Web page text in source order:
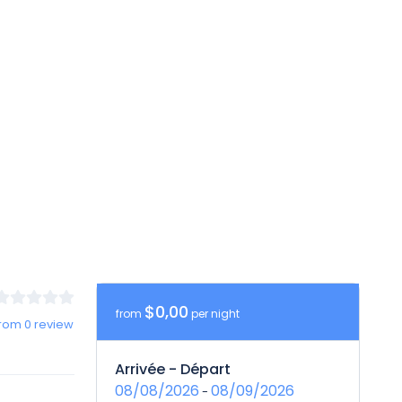
0 review
from $0,00 per night
Arrivée - Départ
08/08/2026 - 08/09/2026